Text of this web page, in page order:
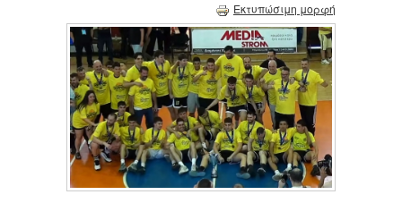
Εκτυπώσιμη μορφή